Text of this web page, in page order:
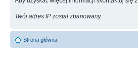
Twój adres IP został zbanowany.
Strona główna